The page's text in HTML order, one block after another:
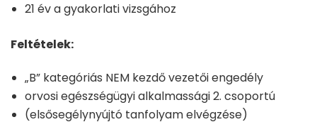
21 év a gyakorlati vizsgához
Feltételek:
„B” kategóriás NEM kezdő vezetői engedély
orvosi egészségügyi alkalmassági 2. csoportú
(elsősegélynyújtó tanfolyam elvégzése)